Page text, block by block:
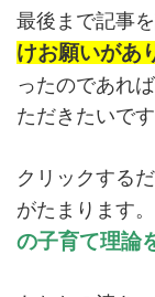
最後まで記事
けお願いがあ
ったのであれば
ただきたいです
クリックする
がたまります。
の子育て理論